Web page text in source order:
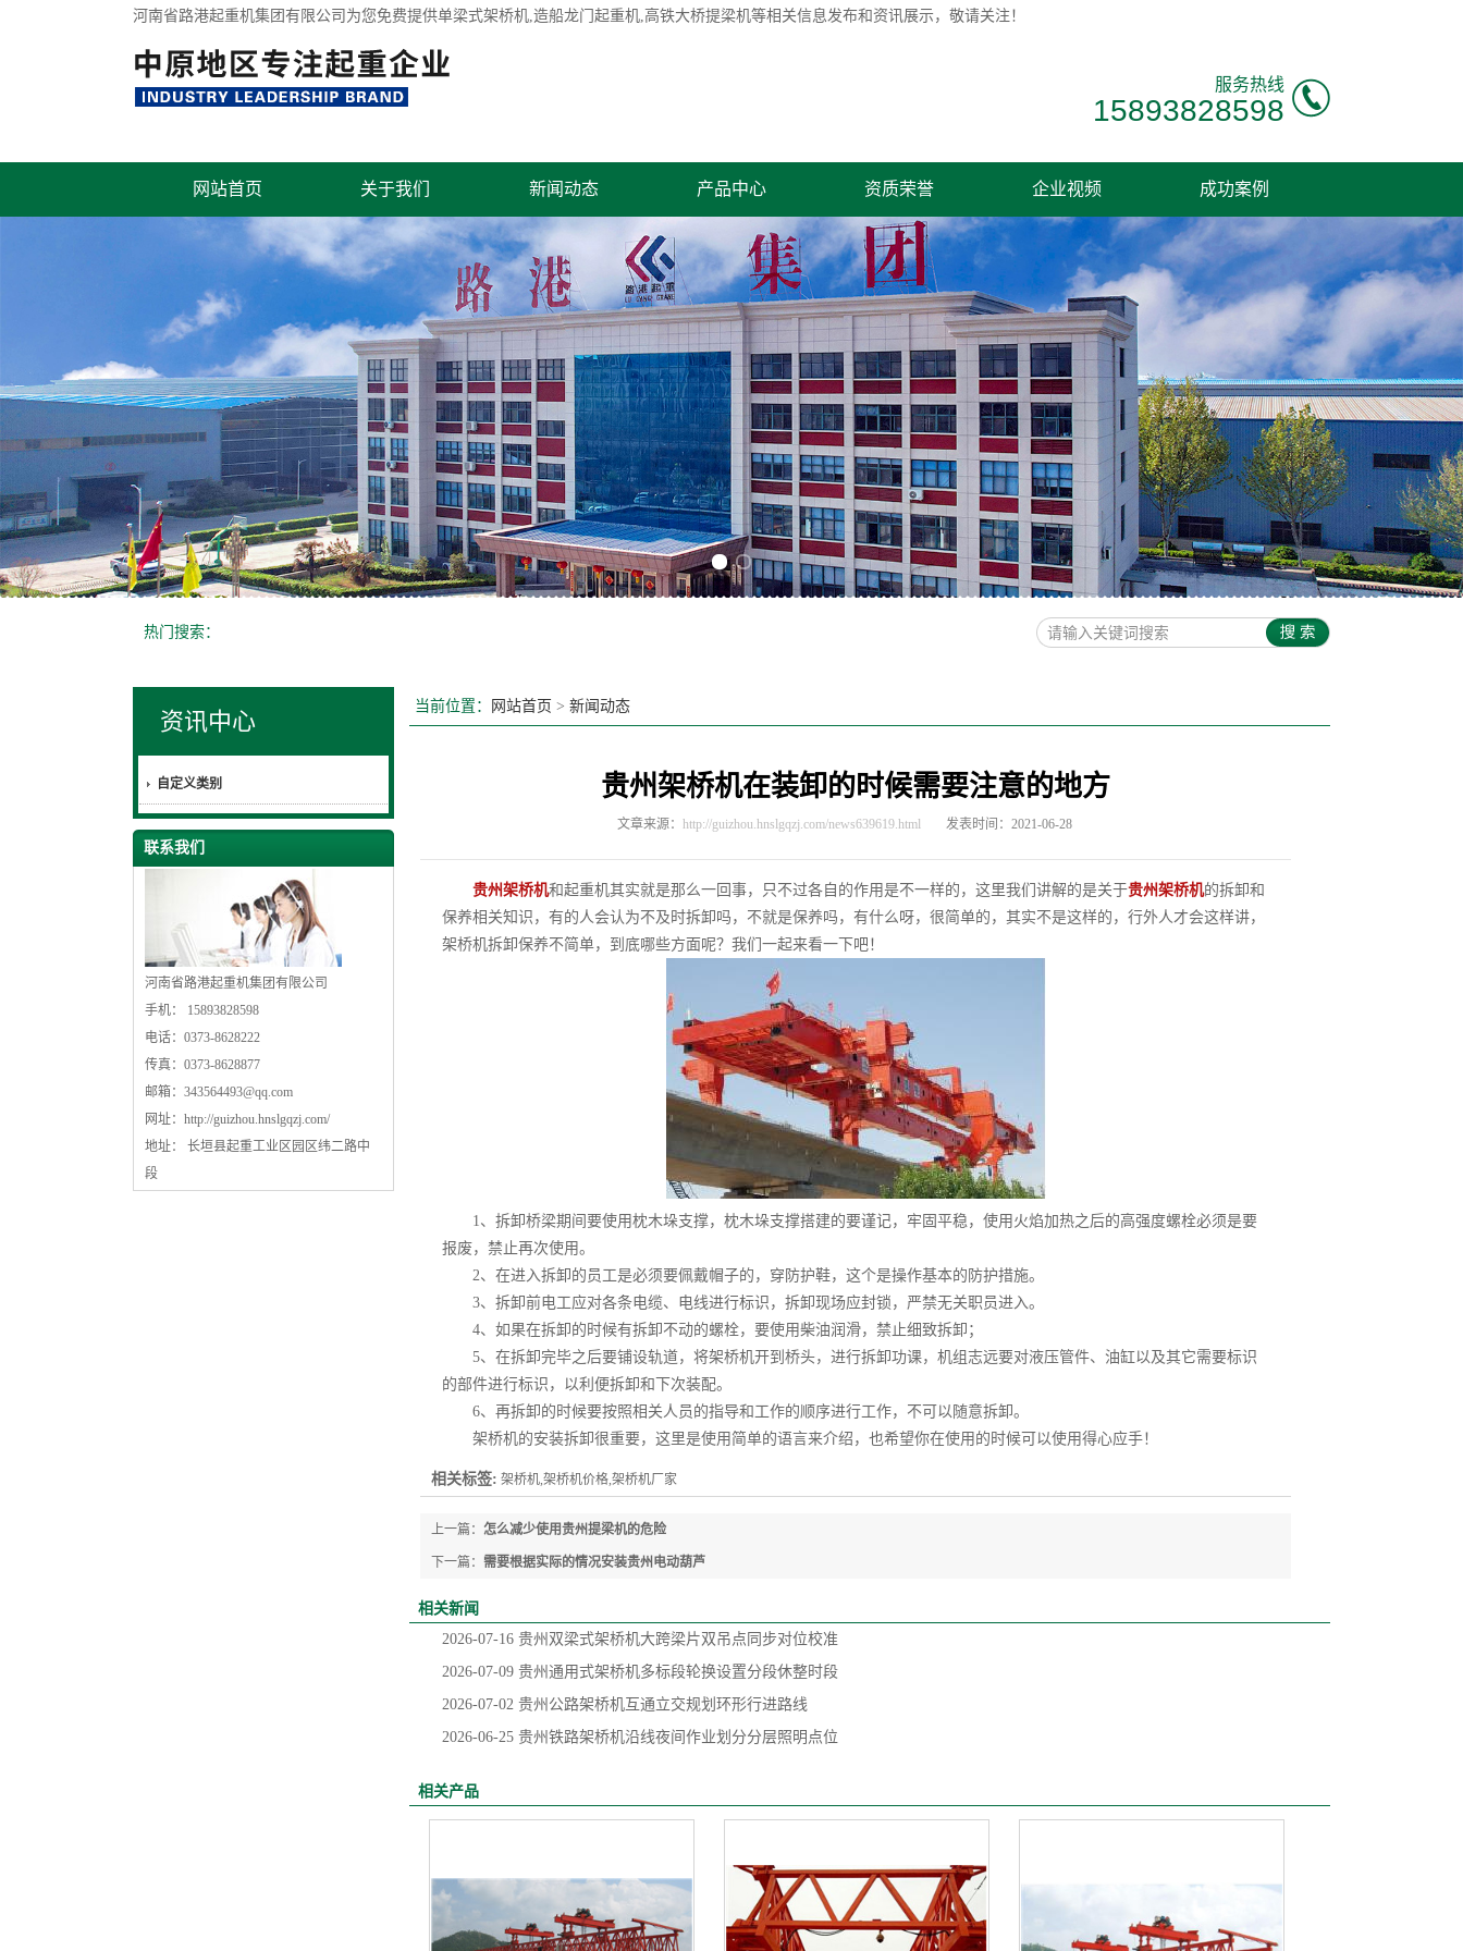
河南省路港起重机集团有限公司为您免费提供单梁式架桥机,造船龙门起重机,高铁大桥提梁机等相关信息发布和资讯展示，敬请关注！
服务热线
15893828598
网站首页 关于我们 新闻动态 产品中心 资质荣誉 企业视频 成功案例
联系我们
热门搜索：
资讯中心
自定义类别
联系我们
河南省路港起重机集团有限公司
手机： 15893828598
电话：0373-8628222
传真：0373-8628877
邮箱： 343564493@qq.com
网址： http://guizhou.hnslgqzj.com/
地址： 长垣县起重工业区园区纬二路中
段
当前位置： 网站首页 > 新闻动态
贵州架桥机在装卸的时候需要注意的地方
文章来源： http://guizhou.hnslgqzj.com/news639619.html 发表时间：2021-06-28
贵州架桥机和起重机其实就是那么一回事，只不过各自的作用是不一样的，这里我们讲解的是关于贵州架桥机的拆卸和
保养相关知识，有的人会认为不及时拆卸吗，不就是保养吗，有什么呀，很简单的，其实不是这样的，行外人才会这样讲，
架桥机拆卸保养不简单，到底哪些方面呢？我们一起来看一下吧！
1、拆卸桥梁期间要使用枕木垛支撑，枕木垛支撑搭建的要谨记，牢固平稳，使用火焰加热之后的高强度螺栓必须是要
报废，禁止再次使用。
2、在进入拆卸的员工是必须要佩戴帽子的，穿防护鞋，这个是操作基本的防护措施。
3、拆卸前电工应对各条电缆、电线进行标识，拆卸现场应封锁，严禁无关职员进入。
4、如果在拆卸的时候有拆卸不动的螺栓，要使用柴油润滑，禁止细致拆卸；
5、在拆卸完毕之后要铺设轨道，将架桥机开到桥头，进行拆卸功课，机组志远要对液压管件、油缸以及其它需要标识
的部件进行标识，以利便拆卸和下次装配。
6、再拆卸的时候要按照相关人员的指导和工作的顺序进行工作，不可以随意拆卸。
架桥机的安装拆卸很重要，这里是使用简单的语言来介绍，也希望你在使用的时候可以使用得心应手！
相关标签: 架桥机,架桥机价格,架桥机厂家
上一篇： 怎么减少使用贵州提梁机的危险
下一篇： 需要根据实际的情况安装贵州电动葫芦
相关新闻
2026-07-16 贵州双梁式架桥机大跨梁片双吊点同步对位校准
2026-07-09 贵州通用式架桥机多标段轮换设置分段休整时段
2026-07-02 贵州公路架桥机互通立交规划环形行进路线
2026-06-25 贵州铁路架桥机沿线夜间作业划分分层照明点位
相关产品